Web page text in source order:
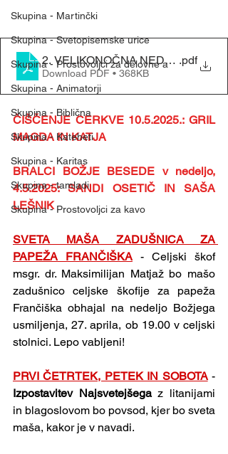
Skupina - Martinčki
Skupina - Svetopisemske urice
Skupina - Prostovoljci za delovne a
Skupina - Animatorji
Skupina - Biblična
Skupina - Kateheti
Skupina - Karitas
Skupina - tamladi
Skupina - Prostovoljci za kavo
2. VELIKONOČNA
.pdf
Download PDF • 368KB
ČIŠČENJE CERKVE 10.5.2025.: GRIL
MAGDA IN KATJA
BRALCI BOŽJE BESEDE v nedeljo,
4.5.2025: SANDI OSETIČ IN SAŠA
LEŠNIK
SVETA MAŠA ZADUŠNICA ZA
PAPEŽA FRANČIŠKA - Celjski škof
msgr. dr. Maksimilijan Matjaž bo mašo
zadušnico celjske škofije za papeža
Frančiška obhajal na nedeljo Božjega
usmiljenja, 27. aprila, ob 19.00 v celjski
stolnici. Lepo vabljeni!
PRVI ČETRTEK, PETEK IN SOBOTA
Izpostavitev Najsvetejšega z litanijami
in blagoslovom bo povsod, kjer bo sveta
maša, kakor je v navadi.